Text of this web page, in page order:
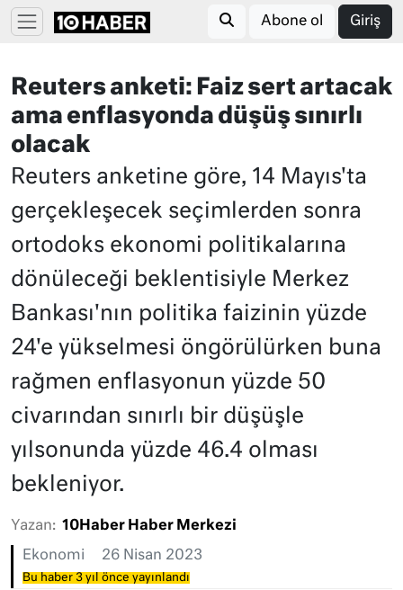
Abone ol Giriş
Reuters anketi: Faiz sert artacak
ama enflasyonda düşüş sınırlı
olacak
Reuters anketine göre, 14 Mayıs'ta
gerçekleşecek seçimlerden sonra
ortodoks ekonomi politikalarına
dönüleceği beklentisiyle Merkez
Bankası'nın politika faizinin yüzde
24'e yükselmesi öngörülürken buna
rağmen enflasyonun yüzde 50
civarından sınırlı bir düşüşle
yılsonunda yüzde 46.4 olması
bekleniyor.
Yazan: 10Haber Haber Merkezi
Ekonomi 26 Nisan 2023
Bu haber 3 yıl önce yayınlandı